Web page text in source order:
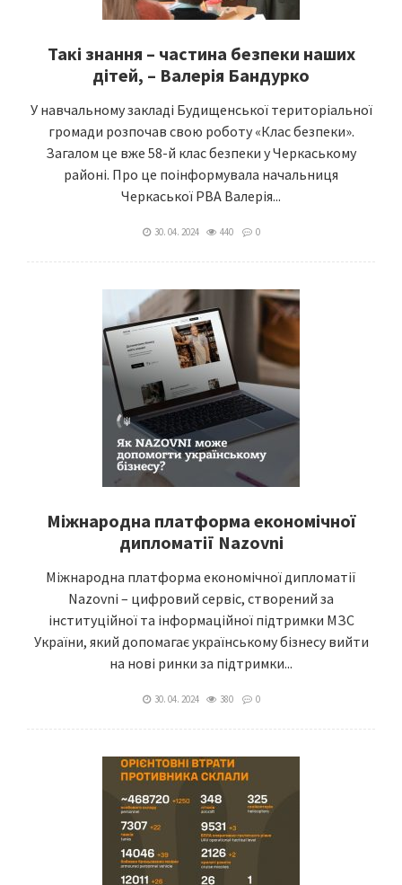
Такі знання – частина безпеки наших
дітей, – Валерія Бандурко
У навчальному закладі Будищенської територіальної
громади розпочав свою роботу «Клас безпеки».
Загалом це вже 58-й клас безпеки у Черкаському
районі. Про це поінформувала начальниця
Черкаської РВА Валерія...
30. 04. 2024 440 0
Міжнародна платформа економічної
дипломатії Nazovni
Міжнародна платформа економічної дипломатії
Nazovni – цифровий сервіс, створений за
інституційної та інформаційної підтримки МЗС
України, який допомагає українському бізнесу вийти
на нові ринки за підтримки...
30. 04. 2024 380 0